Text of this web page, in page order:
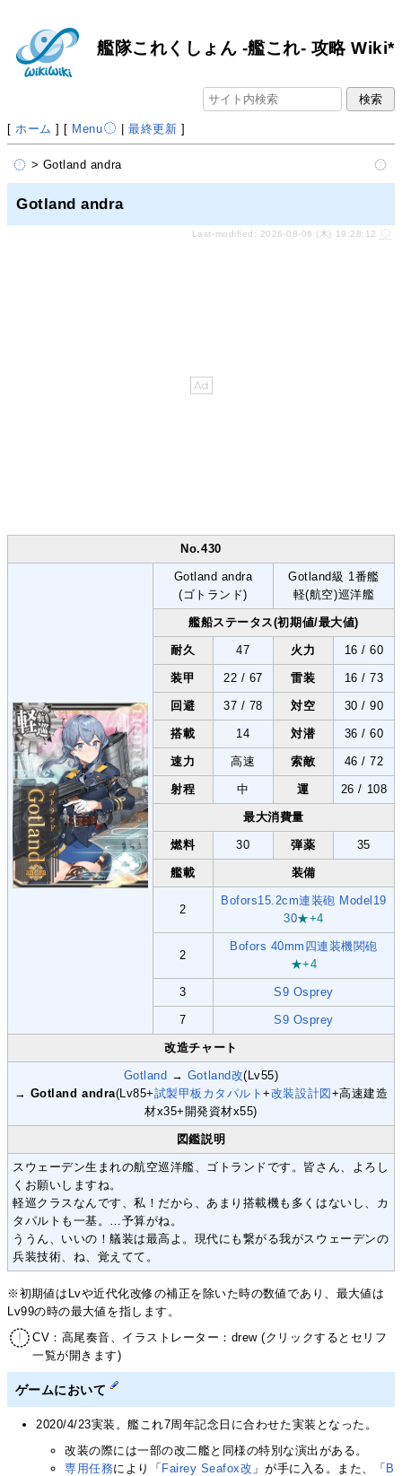
艦隊これくしょん -艦これ- 攻略 Wiki*
[ ホーム ] [ Menu |最終更新 ]
> Gotland andra
Gotland andra
Last-modified: 2026-08-06 (木) 19:28:12
No.430
Gotland andra
(ゴトランド)
Gotland級 1番艦
軽(航空)巡洋艦
艦船ステータス(初期値/最大値)
耐久 47 火力 16 / 60
装甲 22 / 67 雷装 16 / 73
回避 37 / 78 対空 30 / 90
搭載 14 対潜 36 / 60
速力 高速 索敵 46 / 72
射程 中 運 26 / 108
最大消費量
燃料 30 弾薬 35
艦載 装備
2
Bofors15.2cm連装砲 Model19
30★+4
2
Bofors 40mm四連装機関砲
★+4
3 S9 Osprey
7 S9 Osprey
改造チャート
Gotland → Gotland改(Lv55)
→ Gotland andra(Lv85+試製甲板カタパルト+改装設計図+高速建造
材x35+開発資材x55)
図鑑説明
スウェーデン生まれの航空巡洋艦、ゴトランドです。皆さん、よろし
くお願いしますね。
軽巡クラスなんです、私！だから、あまり搭載機も多くはないし、カ
タパルトも一基。…予算がね。
ううん、いいの！艤装は最高よ。現代にも繋がる我がスウェーデンの
兵装技術、ね、覚えてて。
※初期値はLvや近代化改修の補正を除いた時の数値であり、最大値は
Lv99の時の最大値を指します。
CV：高尾奏音、イラストレーター：drew (クリックするとセリフ
一覧が開きます)
ゲームにおいて
2020/4/23実装。艦これ7周年記念日に合わせた実装となった。
改装の際には一部の改二艦と同様の特別な演出がある。
専用任務により「Fairey Seafox改 」が手に入る。また、「B